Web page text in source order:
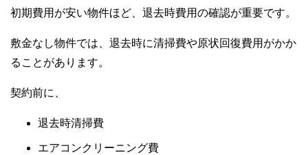
初期費用が安い物件ほど、退去時費用の確認が重要です。
敷金なし物件では、退去時に清掃費や原状回復費用がかか
ることがあります。
契約前に、
退去時清掃費
エアコンクリーニング費